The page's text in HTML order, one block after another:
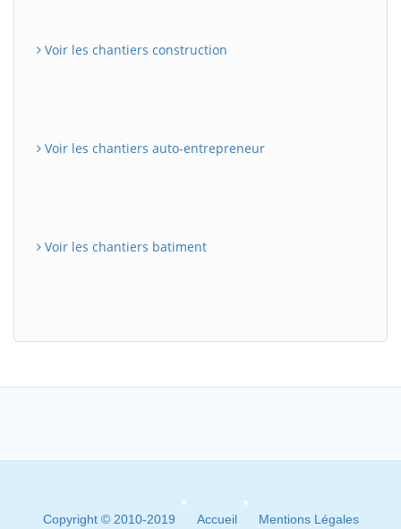
Voir les chantiers construction
Voir les chantiers auto-entrepreneur
Voir les chantiers batiment
Copyright © 2010-2019 Accueil Mentions Légales